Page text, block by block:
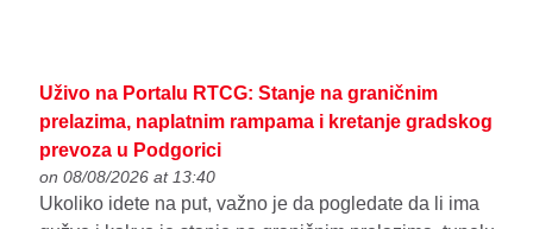
Uživo na Portalu RTCG: Stanje na graničnim
prelazima, naplatnim rampama i kretanje gradskog
prevoza u Podgorici
on 08/08/2026 at 13:40
Ukoliko idete na put, važno je da pogledate da li ima